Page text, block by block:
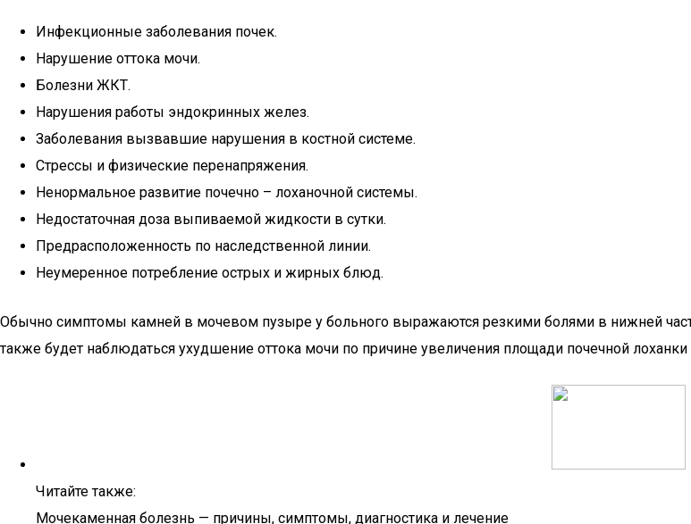
Инфекционные заболевания почек.
Нарушение оттока мочи.
Болезни ЖКТ.
Нарушения работы эндокринных желез.
Заболевания вызвавшие нарушения в костной системе.
Стрессы и физические перенапряжения.
Ненормальное развитие почечно – лоханочной системы.
Недостаточная доза выпиваемой жидкости в сутки.
Предрасположенность по наследственной линии.
Неумеренное потребление острых и жирных блюд.
Обычно симптомы камней в мочевом пузыре у больного выражаются резкими болями в нижней
также будет наблюдаться ухудшение оттока мочи по причине увеличения площади почечной
Читайте также:
Мочекаменная болезнь — причины, симптомы, диагностика и лечение